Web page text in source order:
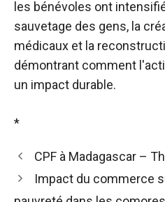
les bénévoles ont
sauvetage des gens, la
médicaux et la
démontrant comment
un impact durable.
*
CPF à Madagascar –
Impact du commerce